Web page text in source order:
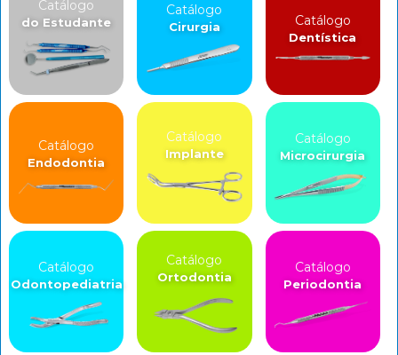
Catálogo
do Estudante
Catálogo
Cirurgia Catálogo
Dentística
Catálogo
Endodontia
Catálogo
Implante
Catálogo
Microcirurgia
Catálogo
Odontopediatria
Catálogo
Ortodontia
Catálogo
Periodontia